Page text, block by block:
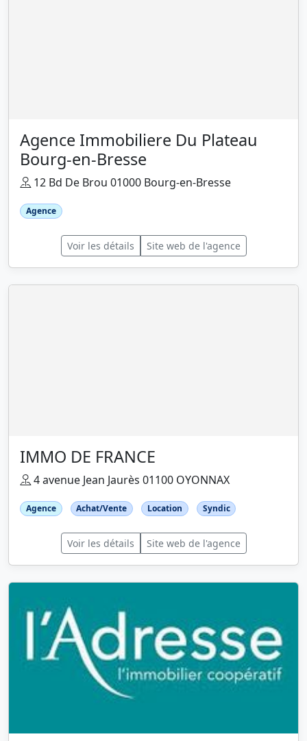
Agence Immobiliere Du Plateau
Bourg-en-Bresse
12 Bd De Brou 01000 Bourg-en-Bresse
Agence
Voir les détails Site web de l'agence
IMMO DE FRANCE
4 avenue Jean Jaurès 01100 OYONNAX
Agence Achat/Vente Location Syndic
Voir les détails Site web de l'agence